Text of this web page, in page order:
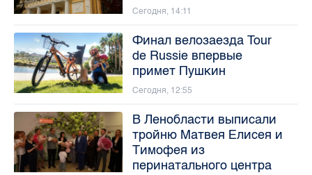
Сегодня, 14:11
Финал велозаезда Tour
de Russie впервые
примет Пушкин
Сегодня, 12:55
В Ленобласти выписали
тройню Матвея Елисея и
Тимофея из
перинатального центра